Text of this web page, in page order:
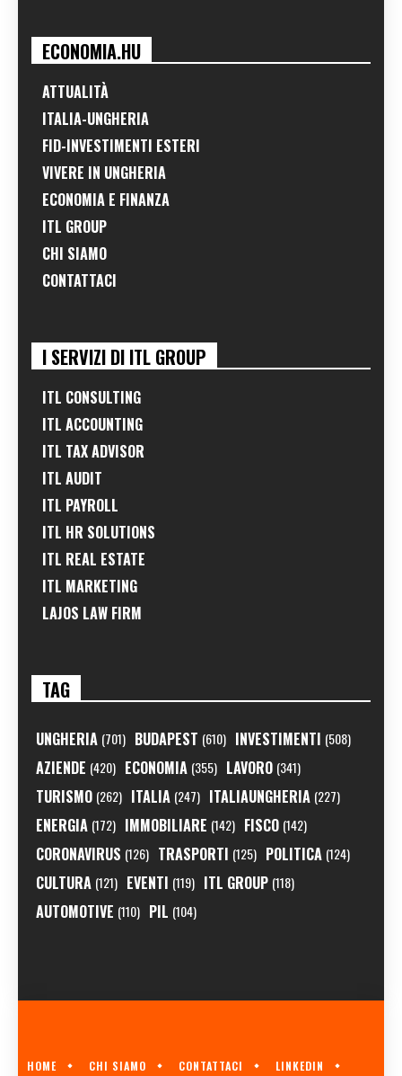
ECONOMIA.HU
ATTUALITÀ
ITALIA-UNGHERIA
FID-INVESTIMENTI ESTERI
VIVERE IN UNGHERIA
ECONOMIA E FINANZA
ITL GROUP
CHI SIAMO
CONTATTACI
I SERVIZI DI ITL GROUP
ITL CONSULTING
ITL ACCOUNTING
ITL TAX ADVISOR
ITL AUDIT
ITL PAYROLL
ITL HR SOLUTIONS
ITL REAL ESTATE
ITL MARKETING
LAJOS LAW FIRM
TAG
UNGHERIA (701) BUDAPEST (610) INVESTIMENTI (508)
AZIENDE (420) ECONOMIA (355) LAVORO (341)
TURISMO (262) ITALIA (247) ITALIAUNGHERIA (227)
ENERGIA (172) IMMOBILIARE (142) FISCO (142)
CORONAVIRUS (126) TRASPORTI (125) POLITICA (124)
CULTURA (121) EVENTI (119) ITL GROUP (118)
AUTOMOTIVE (110) PIL (104)
HOME CHI SIAMO CONTATTACI LINKEDIN